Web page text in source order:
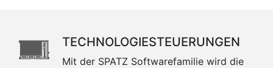
TECHNOLOGIESTEUERUNGEN
Mit der SPATZ Softwarefamilie wird die